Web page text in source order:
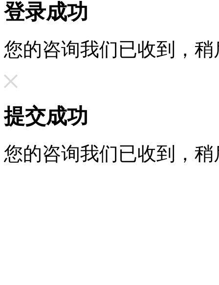
登录成功
您的咨询我们已收到，
提交成功
您的咨询我们已收到，